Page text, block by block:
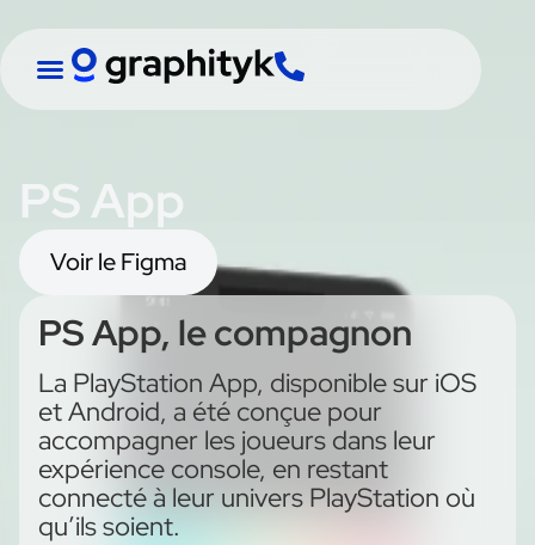
PS App
Voir le Figma
PS App, le compagnon
La PlayStation App, disponible sur iOS
et Android, a été conçue pour
accompagner les joueurs dans leur
expérience console, en restant
connecté à leur univers PlayStation où
qu’ils soient.